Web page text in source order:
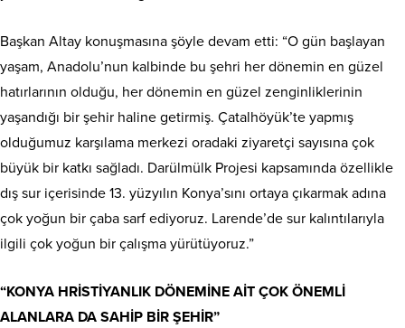
Başkan Altay konuşmasına şöyle devam etti: “O gün başlayan
yaşam, Anadolu’nun kalbinde bu şehri her dönemin en güzel
hatırlarının olduğu, her dönemin en güzel zenginliklerinin
yaşandığı bir şehir haline getirmiş. Çatalhöyük’te yapmış
olduğumuz karşılama merkezi oradaki ziyaretçi sayısına çok
büyük bir katkı sağladı. Darülmülk Projesi kapsamında özellikle
dış sur içerisinde 13. yüzyılın Konya’sını ortaya çıkarmak adına
çok yoğun bir çaba sarf ediyoruz. Larende’de sur kalıntılarıyla
ilgili çok yoğun bir çalışma yürütüyoruz.”
“KONYA HRİSTİYANLIK DÖNEMİNE AİT ÇOK ÖNEMLİ
ALANLARA DA SAHİP BİR ŞEHİR”